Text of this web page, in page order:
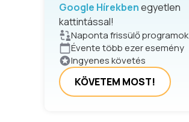
Google Hírekbenegyetlen
kattintással!
Naponta frissülő programok
Évente több ezer esemény
Ingyenes követés
KÖVETEM MOST!